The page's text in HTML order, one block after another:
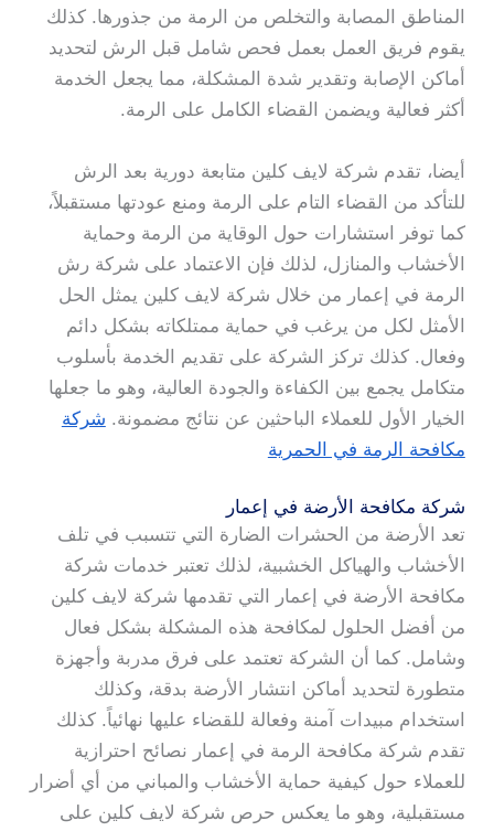
المناطق المصابة والتخلص من الرمة من جذورها. كذلك
يقوم فريق العمل بعمل فحص شامل قبل الرش لتحديد
أماكن الإصابة وتقدير شدة المشكلة، مما يجعل الخدمة
أكثر فعالية ويضمن القضاء الكامل على الرمة.
أيضا، تقدم شركة لايف كلين متابعة دورية بعد الرش
للتأكد من القضاء التام على الرمة ومنع عودتها مستقبلاً،
كما توفر استشارات حول الوقاية من الرمة وحماية
الأخشاب والمنازل، لذلك فإن الاعتماد على شركة رش
الرمة في إعمار من خلال شركة لايف كلين يمثل الحل
الأمثل لكل من يرغب في حماية ممتلكاته بشكل دائم
وفعال. كذلك تركز الشركة على تقديم الخدمة بأسلوب
متكامل يجمع بين الكفاءة والجودة العالية، وهو ما جعلها
الخيار الأول للعملاء الباحثين عن نتائج مضمونة. شركة
مكافحة الرمة في الحمرية
شركة مكافحة الأرضة في إعمار
تعد الأرضة من الحشرات الضارة التي تتسبب في تلف
الأخشاب والهياكل الخشبية، لذلك تعتبر خدمات شركة
مكافحة الأرضة في إعمار التي تقدمها شركة لايف كلين
من أفضل الحلول لمكافحة هذه المشكلة بشكل فعال
وشامل. كما أن الشركة تعتمد على فرق مدربة وأجهزة
متطورة لتحديد أماكن انتشار الأرضة بدقة، وكذلك
استخدام مبيدات آمنة وفعالة للقضاء عليها نهائياً. كذلك
تقدم شركة مكافحة الرمة في إعمار نصائح احترازية
للعملاء حول كيفية حماية الأخشاب والمباني من أي أضرار
مستقبلية، وهو ما يعكس حرص شركة لايف كلين على